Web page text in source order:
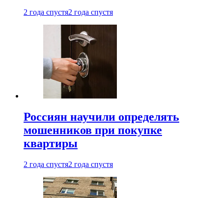
2 года спустя2 года спустя
Россиян научили определять
мошенников при покупке
квартиры
2 года спустя2 года спустя